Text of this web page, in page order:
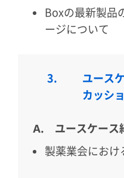
Boxの最新製品
ージについて
3.
ユース
カッシ
A. ユースケース
製薬業会におけ